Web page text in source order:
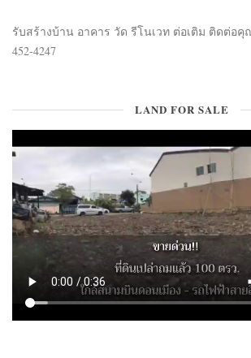
รับสร้างบ้าน อาคาร วัด รีโนเวท ต่อเติม ติดต่อคุ
452-4247
LAND FOR SALE